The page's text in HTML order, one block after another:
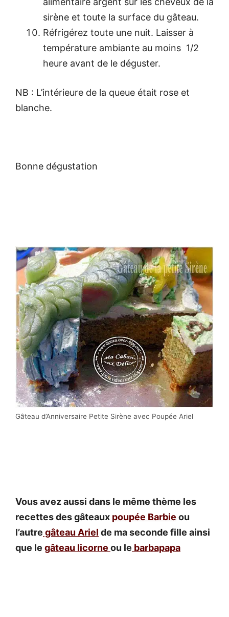
sirène et toute la surface du gâteau.
Réfrigérez toute une nuit. Laisser à
température ambiante au moins 1/2
heure avant de le déguster.
NB : L’intérieure de la queue était rose et
blanche.
Bonne dégustation
Gâteau d’Anniversaire Petite Sirène avec Poupée Ariel
Vous avez aussi dans le même thème les
recettes des gâteaux poupée Barbie ou
l’autre gâteau Ariel de ma seconde fille ainsi
que le gâteau licorne ou le barbapapa